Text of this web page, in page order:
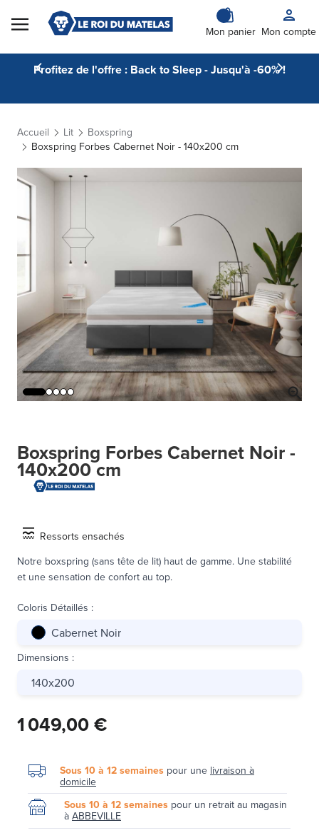
Skip to Content
Mon panier Mon compte
Profitez de l'offre : Back to Sleep - Jusqu'à -60% !
Accueil Lit
Boxspring
Boxspring Forbes Cabernet Noir - 140x200 cm
Boxspring Forbes Cabernet Noir -
140x200 cm
Ressorts ensachés
Notre boxspring (sans tête de lit) haut de gamme. Une stabilité
et une sensation de confort au top.
Coloris Détaillés :
Cabernet Noir
Dimensions :
140x200
1 049,00 €
Sous 10 à 12 semaines pour une livraison à
domicile
Sous 10 à 12 semaines pour un retrait au magasin
à ABBEVILLE